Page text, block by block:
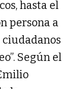
hasta el
persona a
ciudadanos
Según el